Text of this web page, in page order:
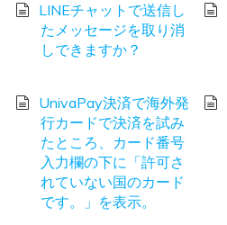
LINEチャットで送信し
たメッセージを取り消
しできますか？
UnivaPay決済で海外発
行カードで決済を試み
たところ、カード番号
入力欄の下に「許可さ
れていない国のカード
です。」を表示。